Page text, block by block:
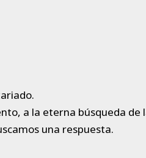
a la eterna búsqueda de
una respuesta.